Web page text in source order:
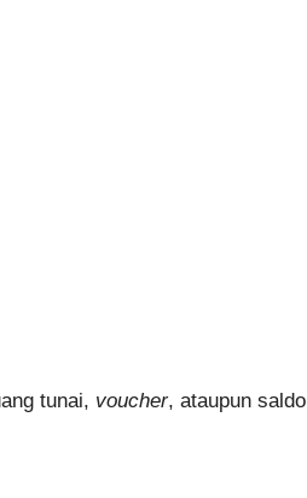
tunai, voucher, ataupun saldo